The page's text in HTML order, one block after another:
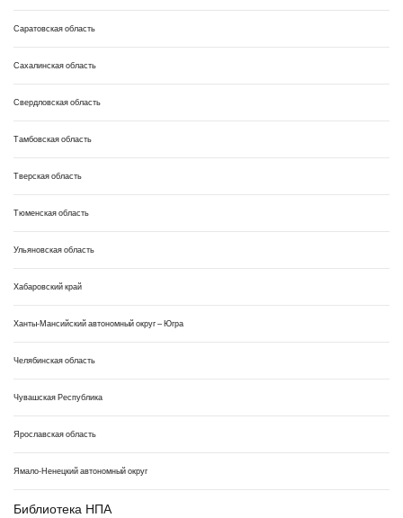
Саратовская область
Сахалинская область
Свердловская область
Тамбовская область
Тверская область
Тюменская область
Ульяновская область
Хабаровский край
Ханты-Мансийский автономный округ – Югра
Челябинская область
Чувашская Республика
Ярославская область
Ямало-Ненецкий автономный округ
Библиотека НПА